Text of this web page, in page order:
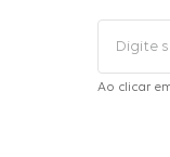
Ao clicar